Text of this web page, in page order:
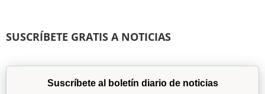
SUSCRÍBETE GRATIS A NOTICIAS
Suscríbete al boletín diario de noticias